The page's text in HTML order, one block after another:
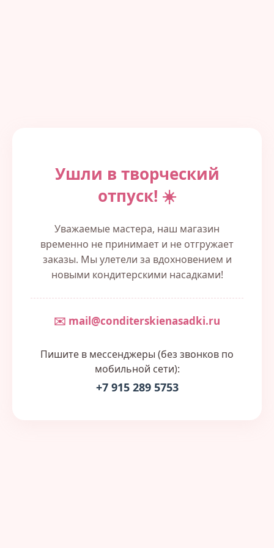
Ушли в творческий
отпуск! ☀️
Уважаемые мастера, наш магазин
временно не принимает и не отгружает
заказы. Мы улетели за вдохновением и
новыми кондитерскими насадками!
✉️ mail@conditerskienasadki.ru
Пишите в мессенджеры (без звонков по
мобильной сети):
+7 915 289 5753